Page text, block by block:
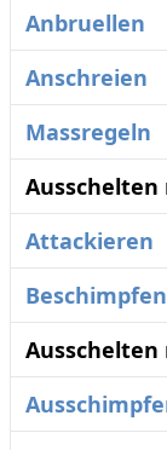
Anbruellen
Anschreien
Massregeln
Ausschelten
Attackieren
Beschimpfen
Ausschelten